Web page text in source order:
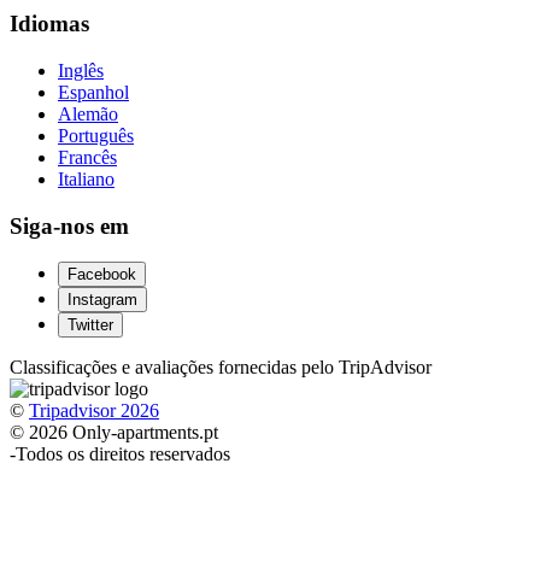
Idiomas
Inglês
Espanhol
Alemão
Português
Francês
Italiano
Siga-nos em
Facebook
Instagram
Twitter
Classificações e avaliações fornecidas pelo TripAdvisor
© Tripadvisor 2026
© 2026 Only-apartments.pt
-Todos os direitos reservados